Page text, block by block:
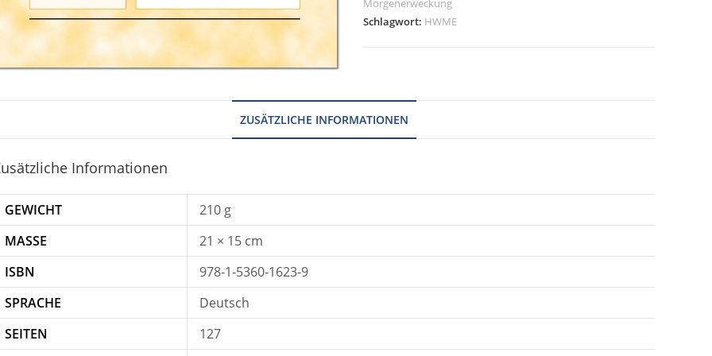
Morgenerweckung
Schlagwort: HWME
ZUSÄTZLICHE INFORMATIONEN
Informationen
GEWICHT
210 g
MASSE
21 × 15 cm
ISBN
978-1-5360-1623-9
SPRACHE
Deutsch
SEITEN
127